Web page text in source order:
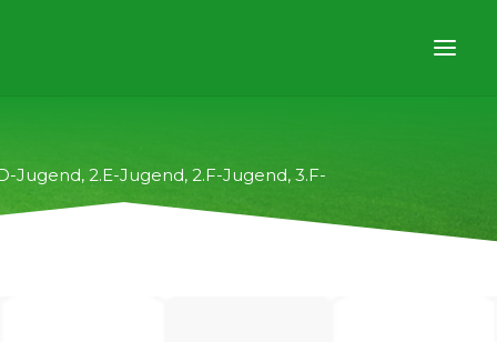
Jugend,2.E-Jugend,2.F-Jugend,3.F-